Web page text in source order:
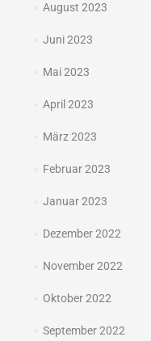
August 2023
Juni 2023
Mai 2023
April 2023
März 2023
Februar 2023
Januar 2023
Dezember 2022
November 2022
Oktober 2022
September 2022